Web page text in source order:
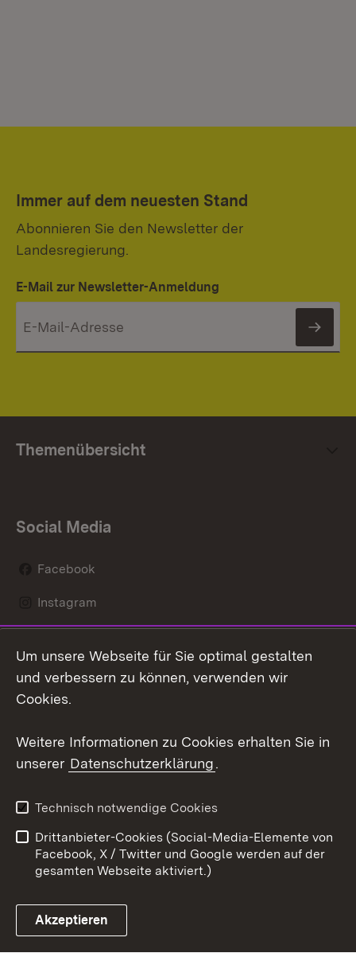
Immer auf dem neuesten Stand
Abonnieren Sie den Newsletter der
Landesregierung.
E-Mail zur Newsletter-Anmeldung
Themenübersicht
Social Media
Facebook
Instagram
Mastodon
Youtube
Link zum Landesportal
Kontakt
Datenschutz
Barrierefreiheit
Impressum Cookies
Um unsere Webseite für Sie optimal gestalten
und verbessern zu können, verwenden wir
Cookies.
Weitere Informationen zu Cookies erhalten Sie in
unserer Datenschutzerklärung.
Technisch notwendige Cookies
Drittanbieter-Cookies (Social-Media-Elemente von
Facebook, X / Twitter und Google werden auf der
gesamten Webseite aktiviert.)
Akzeptieren